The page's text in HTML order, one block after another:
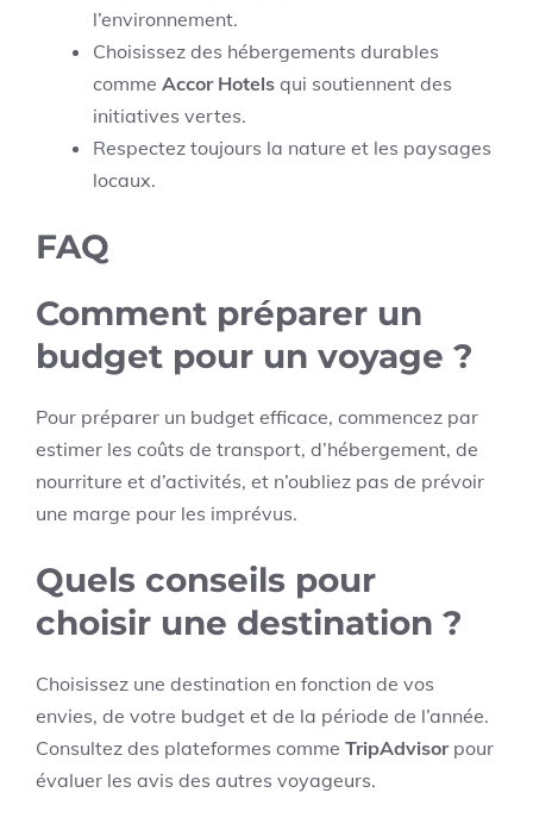
l’environnement.
Choisissez des hébergements durables
comme Accor Hotels qui soutiennent des
initiatives vertes.
Respectez toujours la nature et les paysages
locaux.
FAQ
Comment préparer un
budget pour un voyage ?
Pour préparer un budget efficace, commencez par
estimer les coûts de transport, d’hébergement, de
nourriture et d’activités, et n’oubliez pas de prévoir
une marge pour les imprévus.
Quels conseils pour
choisir une destination ?
Choisissez une destination en fonction de vos
envies, de votre budget et de la période de l’année.
Consultez des plateformes comme TripAdvisorpour
évaluer les avis des autres voyageurs.